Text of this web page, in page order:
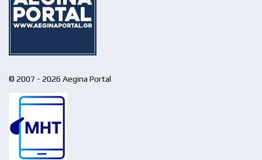
© 2007 - 2026 Aegina Portal